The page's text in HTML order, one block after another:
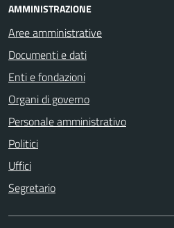
AMMINISTRAZIONE
Aree amministrative
Documenti e dati
Enti e fondazioni
Organi di governo
Personale amministrativo
Politici
Uffici
Segretario